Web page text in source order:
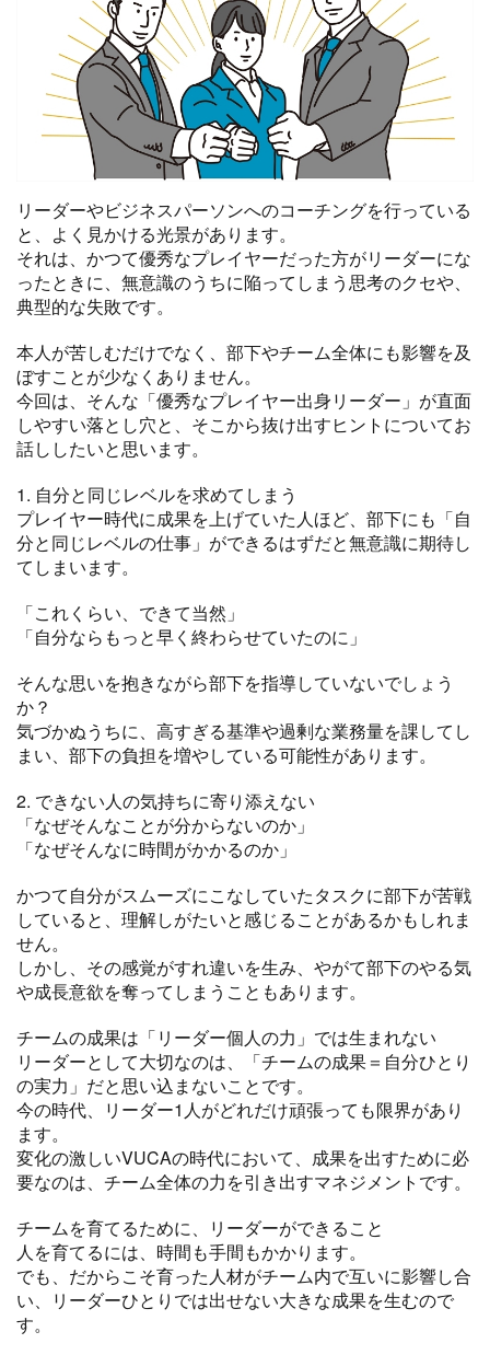
リーダーやビジネスパーソンへのコーチングを行っている
と、よく見かける光景があります。
それは、かつて優秀なプレイヤーだった方がリーダーにな
ったときに、無意識のうちに陥ってしまう思考のクセや、
典型的な失敗です。
本人が苦しむだけでなく、部下やチーム全体にも影響を及
ぼすことが少なくありません。
今回は、そんな「優秀なプレイヤー出身リーダー」が直面
しやすい落とし穴と、そこから抜け出すヒントについてお
話ししたいと思います。
1. 自分と同じレベルを求めてしまう
プレイヤー時代に成果を上げていた人ほど、部下にも「自
分と同じレベルの仕事」ができるはずだと無意識に期待し
てしまいます。
「これくらい、できて当然」
「自分ならもっと早く終わらせていたのに」
そんな思いを抱きながら部下を指導していないでしょう
か？
気づかぬうちに、高すぎる基準や過剰な業務量を課してし
まい、部下の負担を増やしている可能性があります。
2. できない人の気持ちに寄り添えない
「なぜそんなことが分からないのか」
「なぜそんなに時間がかかるのか」
かつて自分がスムーズにこなしていたタスクに部下が苦戦
していると、理解しがたいと感じることがあるかもしれま
せん。
しかし、その感覚がすれ違いを生み、やがて部下のやる気
や成長意欲を奪ってしまうこともあります。
チームの成果は「リーダー個人の力」では生まれない
リーダーとして大切なのは、「チームの成果＝自分ひとり
の実力」だと思い込まないことです。
今の時代、リーダー1人がどれだけ頑張っても限界があり
ます。
変化の激しいVUCAの時代において、成果を出すために必
要なのは、チーム全体の力を引き出すマネジメントです。
チームを育てるために、リーダーができること
人を育てるには、時間も手間もかかります。
でも、だからこそ育った人材がチーム内で互いに影響し合
い、リーダーひとりでは出せない大きな成果を生むので
す。